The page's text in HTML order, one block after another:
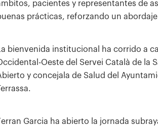
pacientes y representantes de
prácticas, reforzando un
bienvenida institucional ha corrido a
Oeste del Servei Català de la
y concejala de Salud del
Garcia ha abierto la jornada